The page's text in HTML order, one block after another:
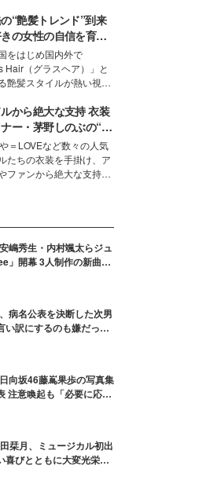
き”という共通点を持つモ
城舞と島村雄大の特別対
け！それぞれの視点か
ならではの魅力や予想外
もたらす奥深いストーリ
て熱く語り合ってもらっ
“艶髪トレンド”到来
の女性の自信を育む
ア事情」って？
をはじめ国内外で
Hair（グラスヘア）」と
艶髪スタイルが熱い視線
完成度を高めるベースと
そのものの美しさ”に改
目する人が増えている様
は、そんな憧れの艶やか
常で叶える、美容好きの
のヘアケア事情を紹介し
から絶大な支持 衣装
ー・茅野しのぶの“可
作る美学＜「シチズン
ー」インタビュー＞
＝LOVEなど数々の人気
たちの衣装を手掛け、ア
ファンから絶大な支持を
野しのぶ。一人ひとりの
り添い、魅力を引き出す
は、多くの女性たちに勇
を与え続けている。
嶋秀生・内村颯太らジュ
」開幕 3人制作の新曲＆
い」【ゲネプロレポ】
病名公表を決断した次男
い訳にするのも嫌だっ
向坂46藤嶌果歩の写真集
注意喚起も「必要に応じ
栞月、ミュージカル初出
喜びとともに大変光栄」